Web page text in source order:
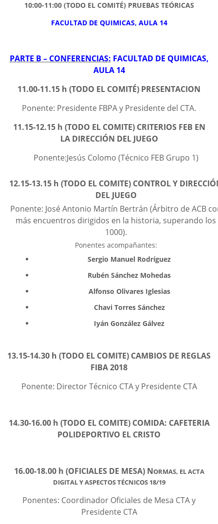
10:00-11:00 (TODO EL COMITÉ) PRUEBAS TEÓRICAS
FACULTAD DE QUIMICAS, AULA 14
PARTE B – CONFERENCIAS: FACULTAD DE QUIMICAS,
AULA 14
11.00-11.15 h (TODO EL COMITÉ) PRESENTACION
Ponente: Presidente FBPA y Presidente del CTA.
11.15-12.15 h (TODO EL COMITE) CRITERIOS FEB EN
LA DIRECCIÓN DEL JUEGO
Ponente:Jesús Colomo (Técnico FEB Grupo 1)
12.15-13.15 h (TODO EL COMITE) CONTROL Y
DEL JUEGO
Ponente: José Antonio Martín Bertrán (Árbitro de ACB
más encuentros dirigidos en la historia, superando los
1000).
Ponentes acompañantes:
Sergio Manuel Rodríguez
Rubén Sánchez Mohedas
Alfonso Olivares Iglesias
Chavi Torres Sánchez
Iyán González Gálvez
13.15-14.30 h (TODO EL COMITE) CAMBIOS DE REGLAS
FIBA 2018
Ponente: Director Técnico CTA y Presidente CTA
14.30-16.00 h (TODO EL COMITE) COMIDA: CAFETERIA
POLIDEPORTIVO EL CRISTO
16.00-18.00 h (OFICIALES DE MESA) NORMAS, EL ACTA
DIGITAL Y ASPECTOS TÉCNICOS 18/19
Ponentes: Coordinador Oficiales de Mesa CTA y
Presidente CTA